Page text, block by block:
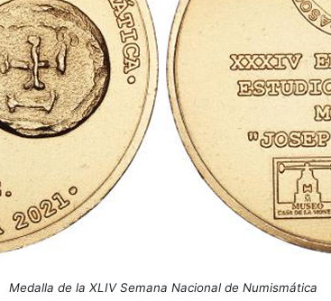
Medalla de la XLIV Semana Nacional de Numismática